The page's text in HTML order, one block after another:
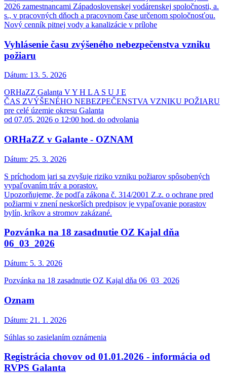
2026 zamestnancami Západoslovenskej vodárenskej spoločnosti, a.
s., v pracovných dňoch a pracovnom čase určenom spoločnosťou.
Nový cenník pitnej vody a kanalizácie v prílohe
Vyhlásenie času zvýšeného nebezpečenstva vzniku
požiaru
Dátum: 13. 5. 2026
ORHaZZ Galanta V Y H L A S U J E
ČAS ZVÝŠENÉHO NEBEZPEČENSTVA VZNIKU POŽIARU
pre celé územie okresu Galanta
od 07.05. 2026 o 12:00 hod. do odvolania
ORHaZZ v Galante - OZNAM
Dátum: 25. 3. 2026
S príchodom jari sa zvyšuje riziko vzniku požiarov spôsobených
vypaľovaním tráv a porastov.
Upozorňujeme, že podľa zákona č. 314/2001 Z.z. o ochrane pred
požiarmi v znení neskorších predpisov je vypaľovanie porastov
bylín, kríkov a stromov zakázané.
Pozvánka na 18 zasadnutie OZ Kajal dňa
06_03_2026
Dátum: 5. 3. 2026
Pozvánka na 18 zasadnutie OZ Kajal dňa 06_03_2026
Oznam
Dátum: 21. 1. 2026
Súhlas so zasielaním oznámenia
Registrácia chovov od 01.01.2026 - informácia od
RVPS Galanta